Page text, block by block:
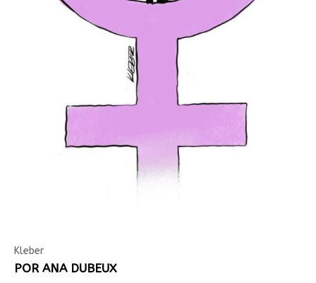
Kleber
POR ANA DUBEUX